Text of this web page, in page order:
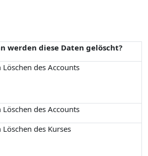
werden diese Daten gelöscht?
Löschen des Accounts
Löschen des Accounts
Löschen des Kurses